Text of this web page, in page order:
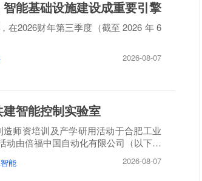
能基础设施建设成重要引擎
在2026财年第三季度（截至 2026 年 6
2026-08-07
智能控制实验室
师资培训及产学研用活动于合肥工业
动由倍福中国自动化有限公司（以下简
能 2026-08-07